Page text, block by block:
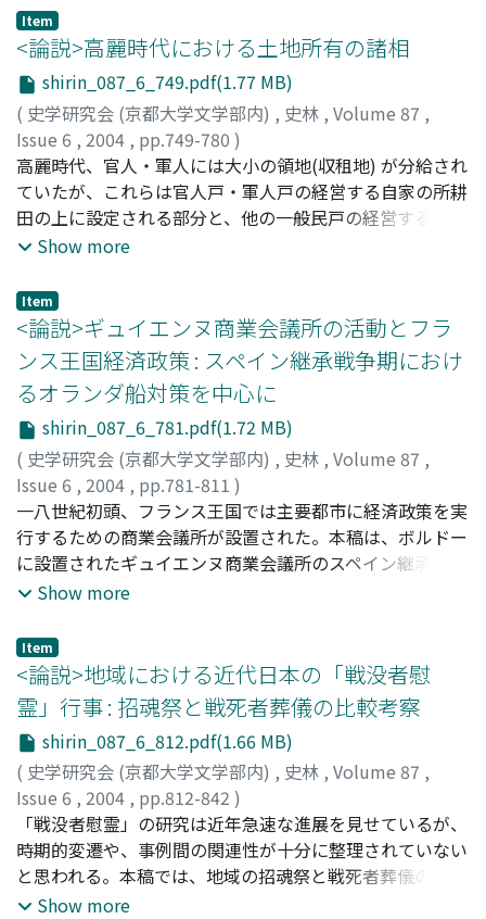
する一方で、光仁天皇を「新王朝の始祖」と位置付けた。
とくに「新王朝」は、長岡京や平安京など都城に体現され
たと考えられる。又、長岡京において実行された延暦十年
の国忌省除は、これまで「天武系」皇統排斥論や、「天武
系」皇統から「天智系」皇統への交替などの論拠とされて
きた。しかし、これらの説は成り立たない。むしろ、天智
天皇を始祖としつつ、代々の天皇を重視しない点で他の施
策と共通する。その後建設された平安京の特色は、長岡京
での政策を継承しつつ個々の天皇権威を超え、天皇位その
ものを重視した東寺・西寺が建立された点にある。東寺・
権威再編の一つの帰結とみなすことができる。
Item
<論説>高麗時代における土地所有の諸相
shirin_087_6_749.pdf(1.77 MB)
( 史学研究会 (京都大学文学部内) , 史林 , Volume 87 ,
Issue 6 , 2004 , pp.749-780 )
矢木, 毅;YAGI, Takeshi;ヤギ, タケシ
高麗時代、官人・軍人には大小の領地(収租地) が分給され
ていたが、これらは官人戸・軍人戸の経営する自家の所耕
田の上に設定される部分と、他の一般民戸の経営する所耕
田の上に設定される部分との複合によって成立していた。
が、実際には父子・親族間における世襲が容認され、事実
上の所有権が確立している。したがって、官人戸・軍人戸
の所耕田の上に設定される収租地についても、当該官人
戸・軍人戸による世襲が事実上容認されていたのである。
収租権の「傘」のもとに所耕田を世襲した官人戸・軍人戸
は、他の一般民戸より遥かに有利な条件で経営の安定と富
の蓄積を果たすことができた。権勢家は土田の開墾と奪占
を通して所耕田を集積し、そこに貧民や流亡民を隠匿し
て、いわゆる農荘を形成する。農荘の発展は土地国有の理
念に背くものであったが、高麗末の科田法改革によっても
この現実を否定することはできなかった。
Show more
Item
<論説>ギュイエンヌ商業会議所の活動とフラ
ンス王国経済政策 : スペイン継承戦争期におけ
るオランダ船対策を中心に
shirin_087_6_781.pdf(1.72 MB)
( 史学研究会 (京都大学文学部内) , 史林 , Volume 87 ,
Issue 6 , 2004 , pp.781-811 )
君塚, 弘恭;KIMIDUKA, Hiroyasu;キミヅカ, ヒロヤス
一八世紀初頭、フランス王国では主要都市に経済政策を実
行するための商業会議所が設置された。本稿は、ボルドー
に設置されたギュイエンヌ商業会議所のスペイン継承戦争
期における活動を分析し、商業会議所の活動がボルドーの
した役割について検討した。第一に、ボルドーの貿易商人
たちは、会議所の運営を担い、ボルドーに実施される政策
に商人社会の利害を反映させるよう地方長官や財務総監と
意見の調整を行った。第二に、会議所は、オランダ船に対
する旅券の申請業務を代行し、王権の貿易政策を維持する
と同時に戦時下で敵国となったオランダの商人との商取引
を維持し、ボルドーの葡萄酒貿易を安定させた。第三に、
王権の政策と商人たちの利害が一致しない場合、会議所を
中心として商人たちは抗議を行った。つまり、会議所は、
ボルドー商人社会にとって王権に対する「抗議の拠点」と
なったのである。
Show more
Item
<論説>地域における近代日本の「戦没者慰
霊」行事 : 招魂祭と戦死者葬儀の比較考察
shirin_087_6_812.pdf(1.66 MB)
( 史学研究会 (京都大学文学部内) , 史林 , Volume 87 ,
Issue 6 , 2004 , pp.812-842 )
白川, 哲夫;SHIRAKAWA, Tetsuo;シラカワ, テツオ
「戦没者慰霊」の研究は近年急速な進展を見せているが、
時期的変遷や、事例間の関連性が十分に整理されていない
と思われる。本稿では、地域の招魂祭と戦死者葬儀の実態
を論じ、それぞれの行事がどのような役割を近代日本社会
Show more